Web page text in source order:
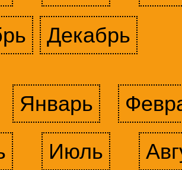
Декабрь
Январь
Июль